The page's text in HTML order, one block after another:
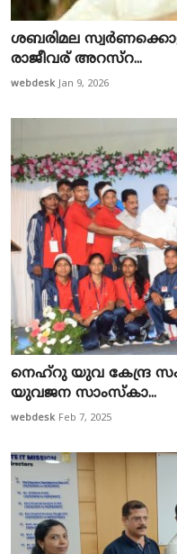
ശബരിമല
രാജീവര് അറസ്റ...
webdesk Jan 9, 2026
നെഹ്റു യുവ കേന്ദ്ര
യുവജന സാംസ്കാ...
webdesk Feb 7, 2025